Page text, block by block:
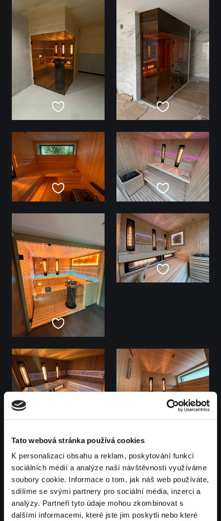
Tato webová stránka používá cookies
K personalizaci obsahu a reklam, poskytování funkcí
sociálních médií a analýze naší návštěvnosti využíváme
soubory cookie. Informace o tom, jak náš web používáte,
sdílíme se svými partnery pro sociální média, inzerci a
analýzy. Partneři tyto údaje mohou zkombinovat s
dalšími informacemi, které jste jim poskytli nebo které